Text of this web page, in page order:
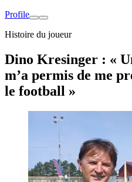
Profile
Histoire du joueur
Dino Kresinger : «
m’a permis de me
le football »